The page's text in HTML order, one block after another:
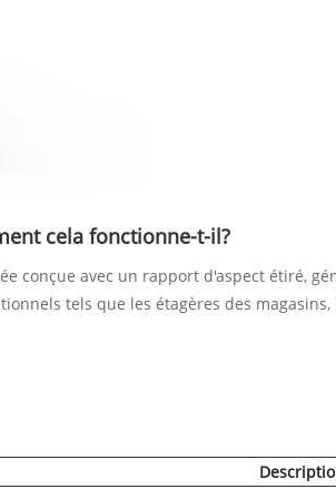
cela fonctionne-t-il?
conçue avec un rapport d'aspect étiré,
tels que les étagères des